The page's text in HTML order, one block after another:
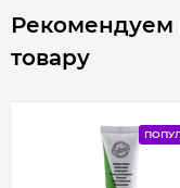
Рекомендуем
товару